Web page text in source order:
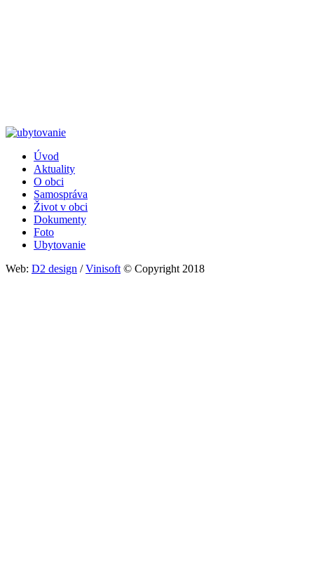
Päta
Úvod
Aktuality
O obci
Samospráva
Život v obci
Dokumenty
Foto
Ubytovanie
Web: D2 design /Vinisoft © Copyright 2018